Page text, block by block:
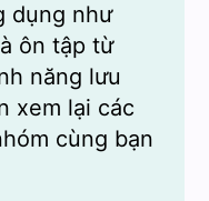
dụng như
ôn tập từ
năng lưu
xem lại các
cùng bạn